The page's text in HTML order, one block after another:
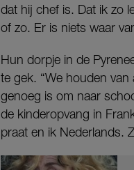
dat hij chef is. Dat ik zo
of zo. Er is niets waar
Hun dorpje in de
te gek. “We houden
genoeg is om naar
de kinderopvang in
praat en ik Nederlands.